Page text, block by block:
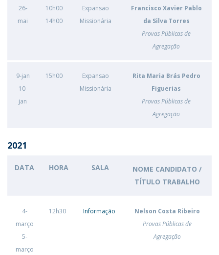
26-
mai
10h00
14h00
Expansao
Missionária
Francisco Xavier Pablo
da Silva Torres
Provas Públicas de
Agregação
9-jan
10-
jan
15h00
Expansao
Missionária
Rita Maria Brás Pedro
Figuerias
Provas Públicas de
Agregação
2021
DATA HORA SALA
NOME CANDIDATO /
TÍTULO TRABALHO
4-
março
5-
março
12h30 Informação
Nelson Costa Ribeiro
Provas Públicas de
Agregação